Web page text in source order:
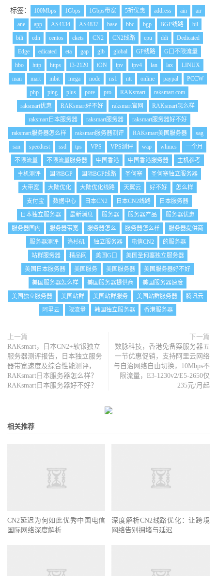
标签： 100Mbps 1Gbps 1Gbps带宽 5折优惠 address ain
air
ane
app AS4134 AS4837 base bbc bgp BGP线路
bil
bili
cdn centos ckets CN2 CN2线路 cpu ddi
Dedicated
Edge
edicated eta gap glb global GP线路
G口不限流量
hbo
http https I3-2120 iON ipv ipv4 lan lax
LINUX
man
mart mbit mega node ns1 ntt online paypal
PCCW
php
ping plus pore pro RAKsmart
raksmart.com
raksmart优惠
RAKsmart好不好 raksmart官网
RAKsmart怎么样
raksmart日本服务器
raksmart服务器
raksmart服务器好不好
raksmart服务器怎么样
raksmart服务器测评 RAKsmart美国服务器
sag
san
speedtest ssd tps VPS VPS测评 wap whmcs
一个月
不限流量
不限流量服务器 中国香港 中国香港服务器
主机参考
主机测评
国际BGP 国际BGP线路 圣何塞
圣何塞独立服务器
大带宽
大陆优化 大陆优化线路 天翼云 好不好
怎么样
支付宝
数据中心 日本CN2 日本CN2线路
日本服务器
日本独立服务器
最新消息 服务器 服务器产品
服务器优惠
服务器国内
服务器带宽 服务器怎么 服务器怎么样
服务器提供商
服务器测评
洛杉矶 独立服务器 电信CN2
的服务器
站群服务器
精品网 美国G口
美国圣何塞独立服务器
美国日本服务器
美国服务 美国服务器
美国服务器好不好
美国服务器怎么样
美国服务器提供商
美国服务器速度
美国独立服务器
美国站群 美国站群服务 美国站群服务器
腾讯云
阿里云
限流量 韩国独立服务器 香港服务器
上一篇
RAKsmart，日本CN2+软银独立
服务器测评报告，日本独立服务
器带宽速度及综合性能测评，
RAKsmart日本服务器怎么样？
RAKsmart日本服务器好不好？
下一篇
数脉科技，香港免备案服务器五
一节优惠促销，支持阿里云网络
与自治网络自由切换，10Mbps不
限流量，E3-1230v2/E5-2650仅
235元/月起
相关推荐
CN2延迟为何如此优秀中国电信
国际网络深度解析
深度解析CN2线路优化：让跨境
网络告别拥堵与延迟